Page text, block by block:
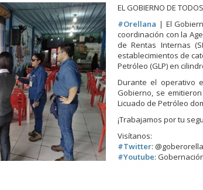
EL GOBIERNO DE
#Orellana | El
coordinación con la
de Rentas Internas
establecimientos de
Petróleo (GLP) en
Durante el operativo
Gobierno, se
Licuado de Petróleo
¡Trabajamos por tu
Visítanos:
#Twitter:
#Youtube: